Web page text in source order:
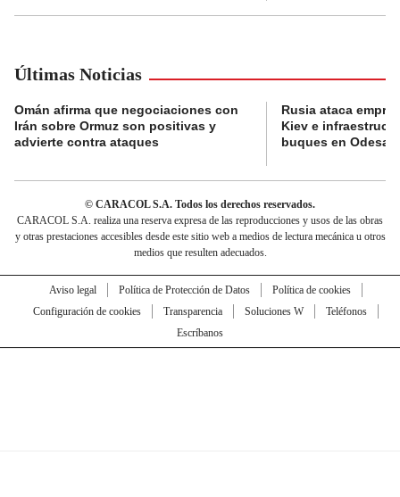
Últimas Noticias
Omán afirma que negociaciones con
Irán sobre Ormuz son positivas y
advierte contra ataques
Rusia ataca
Kiev e
buques en Odesa
© CARACOL S.A. Todos los derechos reservados.
CARACOL S.A. realiza una reserva expresa de las reproducciones y usos de las obras
y otras prestaciones accesibles desde este sitio web a medios de lectura mecánica u otros
medios que resulten adecuados.
Aviso legal Política de Protección de Datos
Política de cookies
Configuración de cookies
Transparencia Soluciones W
Teléfonos
Escríbanos